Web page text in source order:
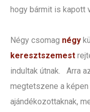
hogy bármit is kapott
Négy csomag négy
keresztszemest
indultak útnak. Arra
megtetszene a
ajándékozottaknak,